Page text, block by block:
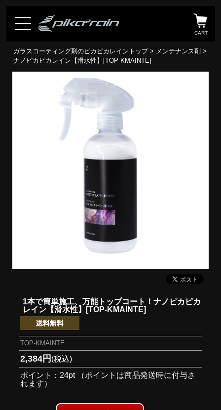
CART
ガラスコーティング剤のピカピカレイントップ> メンテナンス剤 >
ナノピカピカレイン【滑水性】[TOP-KMAINTE]
1本で簡単施工、万能トップコート！ ナノピカピカ
レイン【滑水性】[TOP-KMAINTE]
TOP-KMAINTE
2,384円 (税込)
ポイント：24pt （ポイントは商品発送時に付与さ
れます）